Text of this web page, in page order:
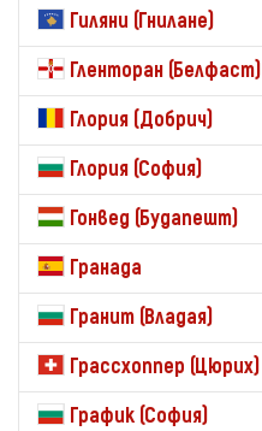
Гиляни (Гнилане)
Гленторан (Белфаст)
Глория (Добрич)
Глория (София)
Гонвед (Будапешт)
Гранада
Гранит (Владая)
Грассхоппер (Цюрих)
График (София)